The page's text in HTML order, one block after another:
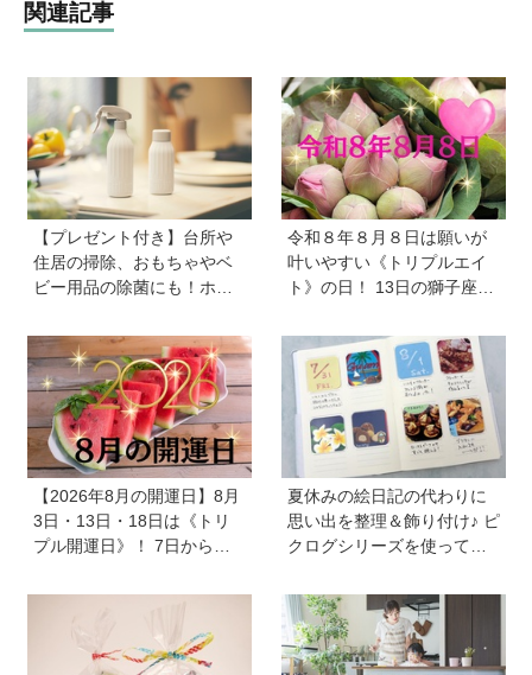
関連記事
【プレゼント付き】台所や
住居の掃除、おもちゃやベ
ビー用品の除菌にも！ホタ
ーナー「Shell we clean?」
令和８年８月８日は願いが
叶いやすい《トリプルエイ
ト》の日！ 13日の獅子座の
注目
【2026年8月の開運日】8月
3日・13日・18日は《トリ
プル開運日》！ 7日から
星」が、天秤座と蠍座に長
夏休みの絵日記の代わりに
思い出を整理＆飾り付け♪ ピ
クログシリーズを使って紙
んか？ 流行りの「紙くず日
記」も楽しめちゃう